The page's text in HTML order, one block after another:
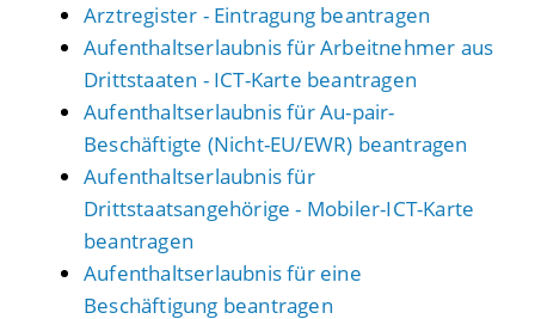
Arztregister - Eintragung beantragen
Aufenthaltserlaubnis für Arbeitnehmer aus
Drittstaaten - ICT-Karte beantragen
Aufenthaltserlaubnis für Au-pair-
Beschäftigte (Nicht-EU/EWR) beantragen
Aufenthaltserlaubnis für
Drittstaatsangehörige - Mobiler-ICT-Karte
beantragen
Aufenthaltserlaubnis für eine
Beschäftigung beantragen